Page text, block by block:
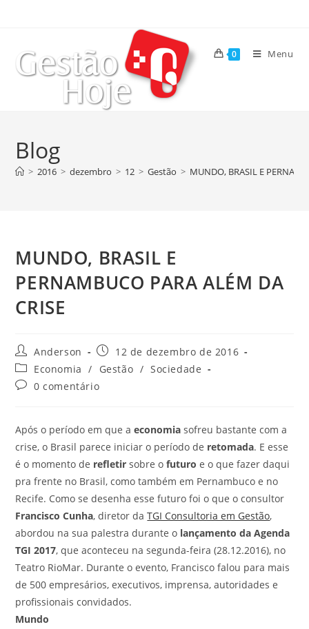
0 Menu
Blog
> 2016 > dezembro > 12 > Gestão > MUNDO, BRASIL E
MUNDO, BRASIL E
PERNAMBUCO PARA ALÉM DA
CRISE
Anderson
12 de dezembro de 2016
Economia
/ Gestão / Sociedade
0 comentário
Após o período em que aeconomia sofreu bastante com a
crise, o Brasil parece iniciar o período de retomada. E esse
é o momento de refletir sobre ofuturo e o que fazer daqui
pra frente no Brasil, como também em Pernambuco e no
Recife. Como se desenha esse futuro foi o que o consultor
Francisco Cunha, diretor daTGI Consultoria em Gestão,
abordou na sua palestra durante o lançamento da Agenda
TGI 2017, que aconteceu na segunda-feira (28.12.2016), no
Teatro RioMar. Durante o evento, Francisco falou para mais
de 500 empresários, executivos, imprensa, autoridades e
profissionais convidados.
Mundo